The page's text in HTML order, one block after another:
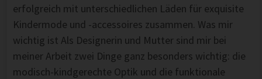
erfolgreich mit unterschiedlichen Läden für exquisite
Kindermode und -accessoires zusammen. Was mir
wichtig ist Als Designerin und Mutter sind mir bei
meiner Arbeit zwei Dinge ganz besonders wichtig: die
modisch-kindgerechte Optik und die funktionale